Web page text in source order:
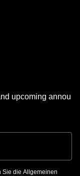
upcoming annou
Sie die Allgemeinen